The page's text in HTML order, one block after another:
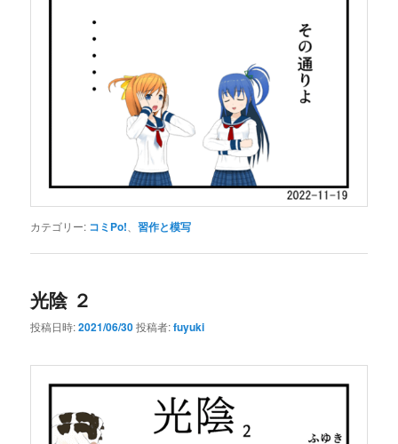
カテゴリー: コミPo! 、習作と模写
光陰 ２
投稿日時:2021/06/30投稿者:fuyuki